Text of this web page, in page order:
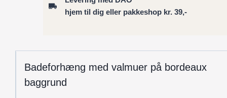
i
creme
antal
hjem til dig eller pakkeshop kr. 39,-
Badeforhæng med valmuer på bordeaux
baggrund